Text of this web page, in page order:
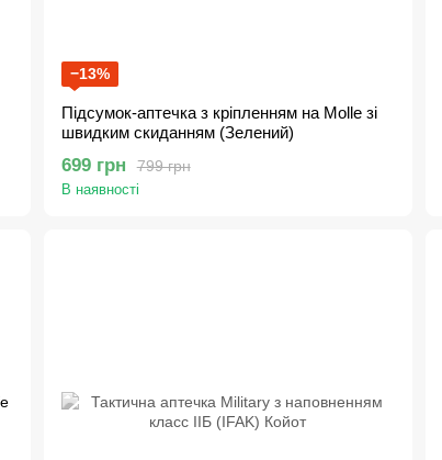
−13%
Підсумок-аптечка з кріпленням на Molle зі
швидким скиданням (Зелений)
799 грн
699 грн
В наявності